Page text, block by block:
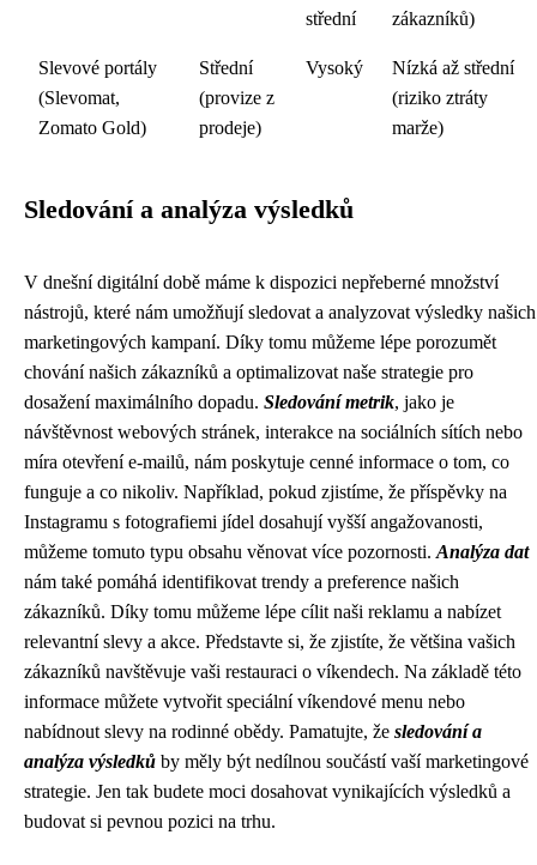
střední
zákazníků)
Slevové portály
(Slevomat,
Zomato Gold)
Střední
(provize z
prodeje)
Vysoký
Nízká až střední
(riziko ztráty
marže)
Sledování a analýza výsledků
V dnešní digitální době máme k dispozici nepřeberné množství
nástrojů, které nám umožňují sledovat a analyzovat výsledky našich
marketingových kampaní. Díky tomu můžeme lépe porozumět
chování našich zákazníků a optimalizovat naše strategie pro
dosažení maximálního dopadu. Sledování metrik, jako je
návštěvnost webových stránek, interakce na sociálních sítích nebo
míra otevření e-mailů, nám poskytuje cenné informace o tom, co
funguje a co nikoliv. Například, pokud zjistíme, že příspěvky na
Instagramu s fotografiemi jídel dosahují vyšší angažovanosti,
můžeme tomuto typu obsahu věnovat více pozornosti. Analýza dat
nám také pomáhá identifikovat trendy a preference našich
zákazníků. Díky tomu můžeme lépe cílit naši reklamu a nabízet
relevantní slevy a akce. Představte si, že zjistíte, že většina vašich
zákazníků navštěvuje vaši restauraci o víkendech. Na základě této
informace můžete vytvořit speciální víkendové menu nebo
nabídnout slevy na rodinné obědy. Pamatujte, že sledování a
analýza výsledků by měly být nedílnou součástí vaší marketingové
strategie. Jen tak budete moci dosahovat vynikajících výsledků a
budovat si pevnou pozici na trhu.